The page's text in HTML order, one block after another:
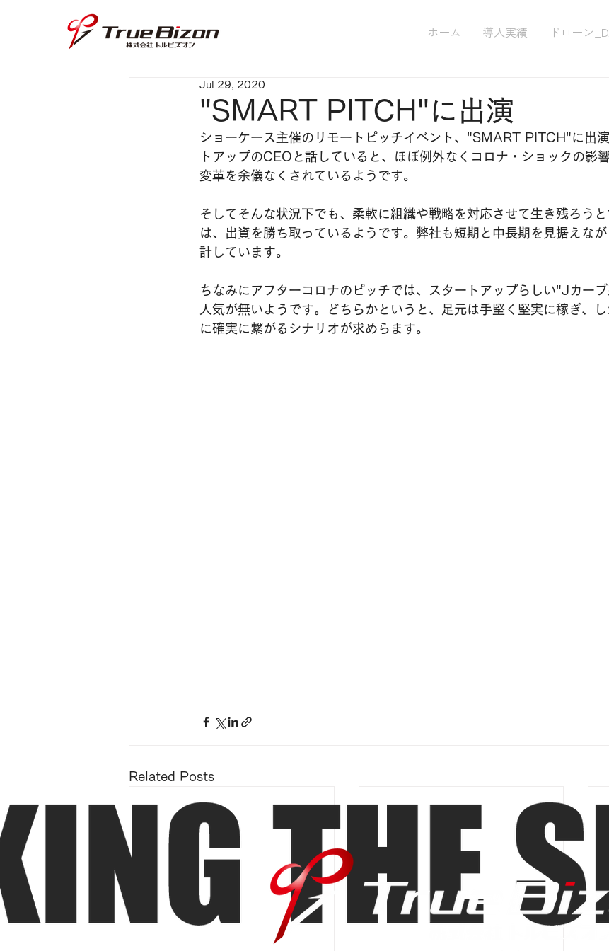
ホーム 導入実績 ドローン
"SMART PITCH"に出演
Jul 29, 2020
ショーケース主催のリモートピッチイベント、"SMART PITCH"に出
トアップのCEOと話していると、ほぼ例外なくコロナ・ショックの影
変革を余儀なくされているようです。
そしてそんな状況下でも、柔軟に組織や戦略を対応させて生き残ろう
は、出資を勝ち取っているようです。弊社も短期と中長期を見据えな
計しています。
ちなみにアフターコロナのピッチでは、スタートアップらしい"Jカー
人気が無いようです。どちらかというと、足元は手堅く堅実に稼ぎ、
に確実に繋がるシナリオが求めらます。
Related Posts